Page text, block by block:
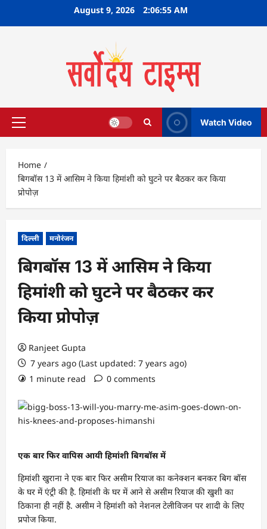
August 9, 2026 2:06:56 AM
Primary
Watch Video
Home
बिगबॉस 13 में आसिम ने किया हिमांशी को घुटने पर बैठकर कर किया
प्रोपोज़
दिल्ली मनोरंजन
बिगबॉस 13 में आसिम ने किया
हिमांशी को घुटने पर बैठकर कर
किया प्रोपोज़
Ranjeet Gupta
7 years ago (Last updated: 7 years ago)
1 minute read
0 comments
एक बार फिर वापिस आयी हिमांशी बिगबॉस में
हिमांशी खुराना ने एक बार फिर असीम रियाज का कनेक्शन बनकर बिग बॉस
के घर में एंट्री की है. हिमांशी के घर में आने से असीम रियाज की खुशी का
ठिकाना ही नहीं है. असीम ने हिमांशी को नेशनल टेलीविजन पर शादी के लिए
प्रपोज किया.